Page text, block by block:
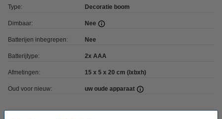
Type: Decoratie boom
Dimbaar: Nee
Batterijen inbegrepen: Nee
Batterijtype: 2x AAA
Afmetingen: 15 x 5 x 20 cm (lxbxh)
Oud voor nieuw: uw oude apparaat